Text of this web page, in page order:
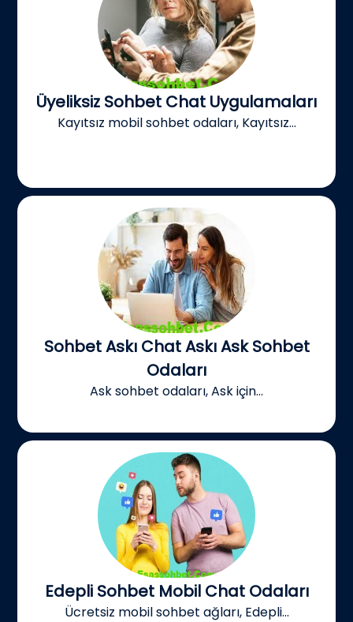
Üyeliksiz Sohbet Chat Uygulamaları
Kayıtsız mobil sohbet odaları, Kayıtsız...
Sohbet Askı Chat Askı Ask Sohbet
Odaları
Ask sohbet odaları, Ask için...
Edepli Sohbet Mobil Chat Odaları
Ücretsiz mobil sohbet ağları, Edepli...